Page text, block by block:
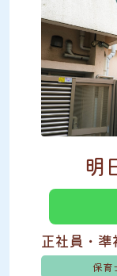
明
正社員・準
保育